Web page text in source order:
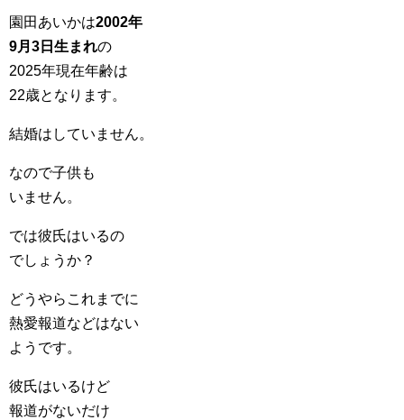
園田あいかは2002年
9月3日生まれの
2025年現在年齢は
22歳となります。
結婚はしていません。
なので子供も
いません。
では彼氏はいるの
でしょうか？
どうやらこれまでに
熱愛報道などはない
ようです。
彼氏はいるけど
報道がないだけ